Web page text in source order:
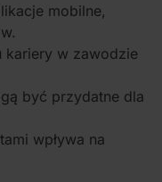
mobilne,
kariery w zawodzie
być przydatne dla
wpływa na